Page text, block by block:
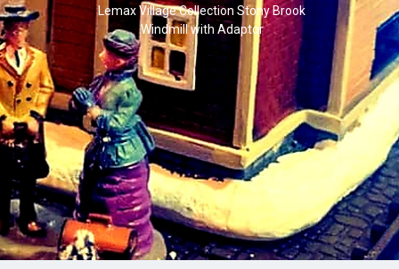
Lemax Village Collection Stony Brook
Windmill with Adaptor